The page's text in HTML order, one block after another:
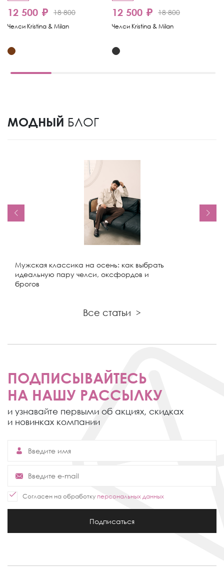
12 500 ₽ 18 800
Челси Kristina & Milan
12 500 ₽ 18 800
Челси Kristina & Milan
МОДНЫЙ БЛОГ
Мужская классика на осень: как выбрать
идеальную пару челси, оксфордов и
брогов
Все статьи >
ПОДПИСЫВАЙТЕСЬ
НА НАШУ РАССЫЛКУ
и узнавайте первыми об акциях, скидках
и новинках компании
Согласен на обработку персональных данных
Подписаться